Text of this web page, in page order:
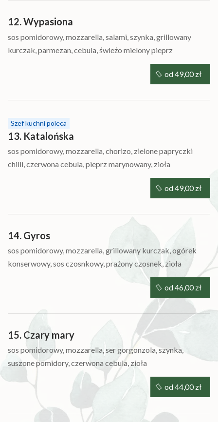
12. Wypasiona
sos pomidorowy, mozzarella, salami, szynka, grillowany
kurczak, parmezan, cebula, świeżo mielony pieprz
Szef kuchni poleca
13. Katalońska
sos pomidorowy, mozzarella, chorizo, zielone papryczki
chilli, czerwona cebula, pieprz marynowany, zioła
14. Gyros
sos pomidorowy, mozzarella, grillowany kurczak, ogórek
konserwowy, sos czosnkowy, prażony czosnek, zioła
15. Czary mary
sos pomidorowy, mozzarella, ser gorgonzola, szynka,
suszone pomidory, czerwona cebula, zioła